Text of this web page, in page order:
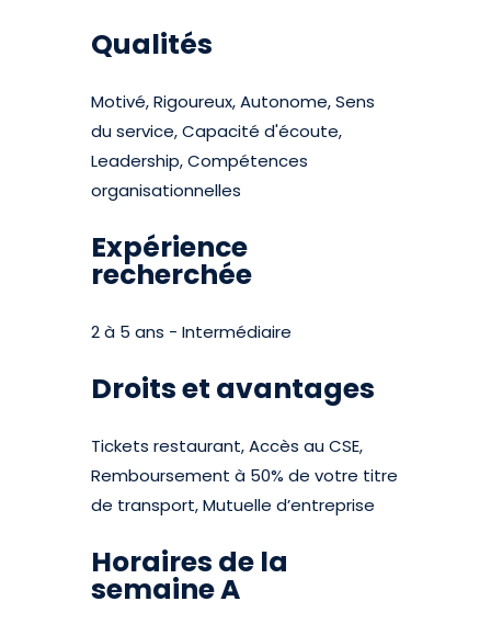
Qualités
Motivé, Rigoureux, Autonome, Sens
du service, Capacité d'écoute,
Leadership, Compétences
organisationnelles
Expérience
recherchée
2 à 5 ans - Intermédiaire
Droits et avantages
Tickets restaurant, Accès au CSE,
Remboursement à 50% de votre titre
de transport, Mutuelle d’entreprise
Horaires de la
semaine A